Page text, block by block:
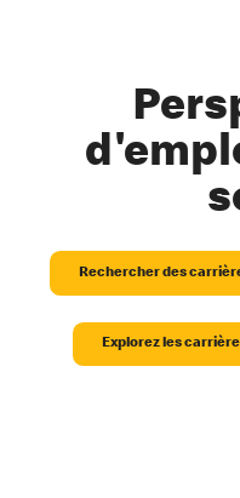
Rechercher des
Explorez les